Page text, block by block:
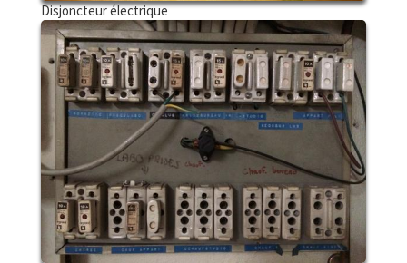
Disjoncteur électrique